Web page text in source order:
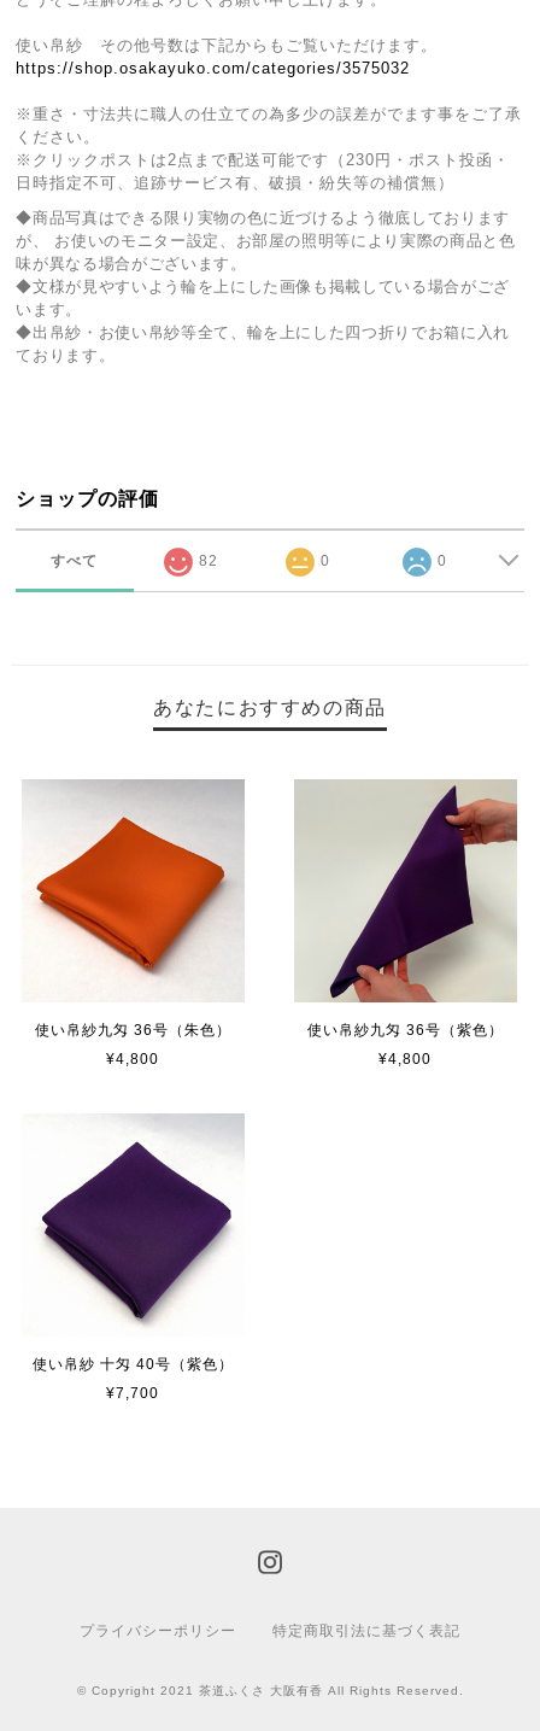
使い帛紗 その他号数は下記からもご覧いただけます。
https://shop.osakayuko.com/categories/3575032
※重さ・寸法共に職人の仕立ての為多少の誤差がでます事をご了承
ください。
※クリックポストは2点まで配送可能です（230円・ポスト投函・
日時指定不可、追跡サービス有、破損・紛失等の補償無）
◆商品写真はできる限り実物の色に近づけるよう徹底しております
が、 お使いのモニター設定、お部屋の照明等により実際の商品と色
味が異なる場合がございます。
◆文様が見やすいよう輪を上にした画像も掲載している場合がござ
います。
◆出帛紗・お使い帛紗等全て、輪を上にした四つ折りでお箱に入れ
ております。
ショップの評価
すべて 82 0 0
あなたにおすすめの商品
使い帛紗九匁 36号（朱色）
¥4,800
使い帛紗九匁 36号（紫色）
¥4,800
使い帛紗 十匁 40号（紫色）
¥7,700
プライバシーポリシー 特定商取引法に基づく表記
© Copyright 2021 茶道ふくさ 大阪有香 All Rights Reserved.